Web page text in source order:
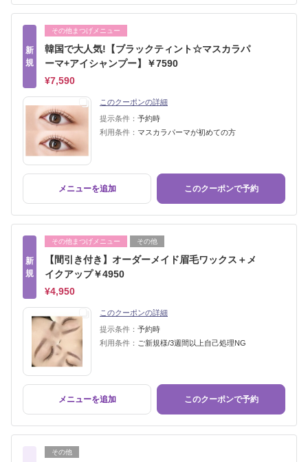
新
規
その他まつげメニュー
韓国で大人気!【ブラックティント☆マスカラパ
ーマ+アイシャンプー】￥7590
¥7,590
このクーポンの詳細
提示条件： 予約時
利用条件： マスカラパーマが初めての方
メニューを追加 このクーポンで予約
新
規
その他まつげメニュー その他
【間引き付き】オーダーメイド眉毛ワックス＋メ
イクアップ￥4950
¥4,950
このクーポンの詳細
提示条件： 予約時
利用条件： ご新規様/3週間以上自己処理NG
メニューを追加 このクーポンで予約
その他